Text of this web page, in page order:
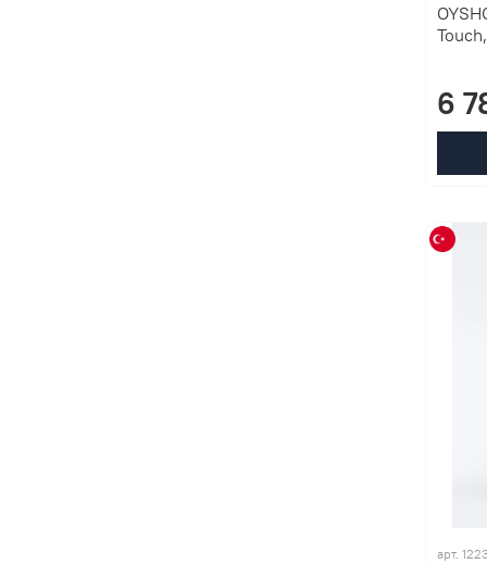
6
арт.